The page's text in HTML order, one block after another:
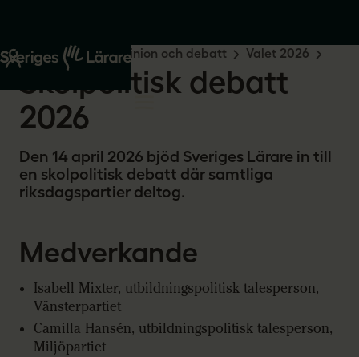
Start Om oss Opinion och debatt Valet 2026
Skolpolitisk debatt
2026
Den 14 april 2026 bjöd Sveriges Lärare in till
en skolpolitisk debatt där samtliga
riksdagspartier deltog.
Medverkande
Isabell Mixter, utbildningspolitisk talesperson,
Vänsterpartiet
Camilla Hansén, utbildningspolitisk talesperson,
Miljöpartiet